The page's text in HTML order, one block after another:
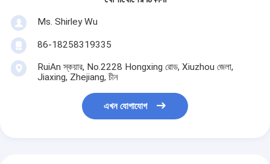
Ms. Shirley Wu
86-18258319335
RuiAn স্কয়ার, No.2228 Hongxing রোড, Xiuzhou জেলা,
Jiaxing, Zhejiang, চীন
এখন যোগাযোগ